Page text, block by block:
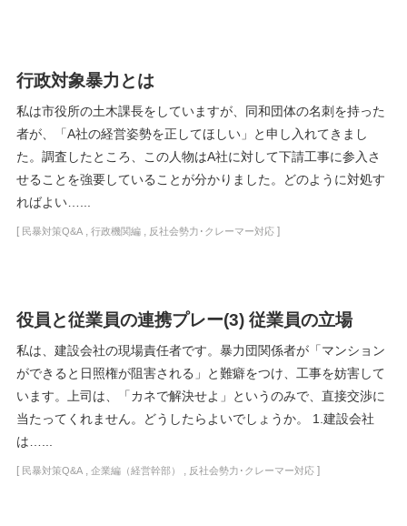
行政対象暴力とは
私は市役所の土木課長をしていますが、同和団体の名刺を持った
者が、「A社の経営姿勢を正してほしい」と申し入れてきまし
た。調査したところ、この人物はA社に対して下請工事に参入さ
せることを強要していることが分かりました。どのように対処す
ればよい…...
[ 民暴対策Q&A, 行政機関編, 反社会勢力･クレーマー対応]
役員と従業員の連携プレー(3) 従業員の立場
私は、建設会社の現場責任者です。暴力団関係者が「マンション
ができると日照権が阻害される」と難癖をつけ、工事を妨害して
います。上司は、「カネで解決せよ」というのみで、直接交渉に
当たってくれません。どうしたらよいでしょうか。 1.建設会社
は…...
[ 民暴対策Q&A, 企業編（経営幹部） , 反社会勢力･クレーマー対応]